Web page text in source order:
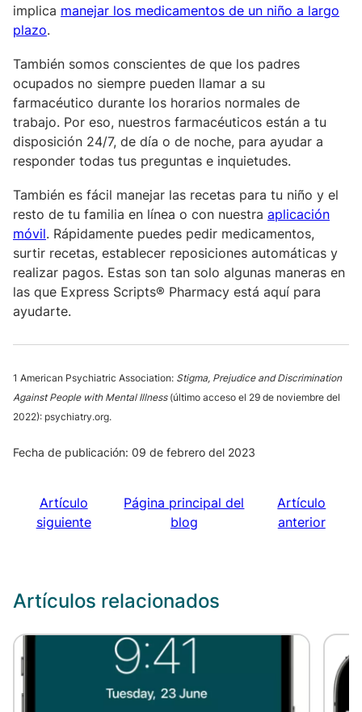
implica manejar los medicamentos de un niño a largo
plazo.
También somos conscientes de que los padres
ocupados no siempre pueden llamar a su
farmacéutico durante los horarios normales de
trabajo. Por eso, nuestros farmacéuticos están a tu
disposición 24/7, de día o de noche, para ayudar a
responder todas tus preguntas e inquietudes.
También es fácil manejar las recetas para tu niño y el
resto de tu familia en línea o con nuestra aplicación
móvil. Rápidamente puedes pedir medicamentos,
surtir recetas, establecer reposiciones automáticas y
realizar pagos. Estas son tan solo algunas maneras en
las que Express Scripts® Pharmacy está aquí para
ayudarte.
1 American Psychiatric Association: Stigma, Prejudice and Discrimination
Against People with Mental Illness(último acceso el 29 de noviembre del
2022): psychiatry.org.
Fecha de publicación: 09 de febrero del 2023
Artículo
siguiente
Página principal del
blog
Artículo
anterior
Artículos relacionados